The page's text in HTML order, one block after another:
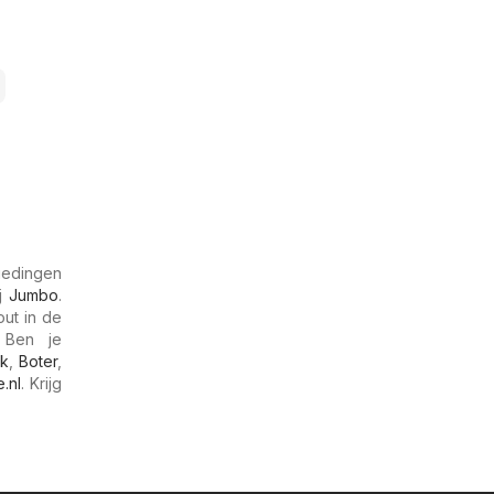
Jumbo.
in de
Ben je
,Boter,
. Krijg